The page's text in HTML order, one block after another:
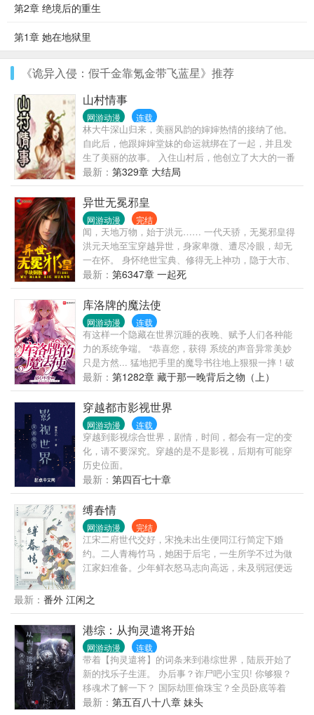
第2章 绝境后的重生
第1章 她在地狱里
《诡异入侵：假千金靠氪金带飞蓝星》推荐
山村情事
网游动漫 连载
林大牛深山归来，美丽风韵的婶婶热情的接纳了他。
自此后，他跟婶婶堂妹的命运就绑在了一起，并且发
生了美丽的故事。 入住山村后，他创立了大大的一番
事业，更因为天赋异禀，惹来了无数女人的青睐……
最新： 第329章 大结局
异世无冕邪皇
网游动漫 完结
闻，天地万物，始于洪元…… 一代天骄，无冕邪皇得
洪元天地至宝穿越异世，身家卑微、遭尽冷眼，却无
一在怀。 身怀绝世宝典、修得无上神功，隐于大市、
弄天下于股掌。 所谓： 任由红尘漫漫、天道渺渺。
我自长空破浪、仗剑踏歌。 顺我者生，逆我者亡是我
的原则。 携众美眷、畅游天下是我的心愿。 吾乃邪
皇、天地无冕！（邪皇超级群：91529283，也可以加
入神霄粉丝群：176410743）
最新： 第6347章 一起死
库洛牌的魔法使
网游动漫 连载
有这样一个隐藏在世界沉睡的夜晚、赋予人们各种能
力的系统争端。 “恭喜您，获得 系统的声音异常美妙
只是方然... 猛地把手里的魔导书往地上狠狠一摔！破
口大骂！ “我去你妹的库洛牌！老子才不是魔法少
女！” “说好的修仙炼体、古武斗气！炼金巫术、魔法
异能呢！？” “神他喵无限流酷炫开局，然后获得魔法
少女之力啊！”
最新： 第1282章 藏于那一晚背后之物（上）
穿越都市影视世界
网游动漫 连载
穿越到影视综合世界，剧情，时间，都会有一定的变
化，请不要深究。穿越的是不是影视，后期有可能穿
历史位面。
最新： 第四百七十章
缚春情
网游动漫 完结
江宋二府世代交好，宋挽未出生便同江行简定下婚
约。二人青梅竹马，她困于后宅，一生所学不过为做
江家妇准备。少年鲜衣怒马志向高远，未及弱冠便远
簪。一句等我，宋挽便入了心，哪怕他战死沙场，她
也执意抱着灵位嫁入城阳侯府。她将少年藏在心尖守
寡六年，却等到江行简带着挚爱回京。少年挚爱言行
古怪，她夏日制冰，制火器扶持侯府扶摇而上。宋挽
看着他拥人入怀，予那少女万千宠爱。也看着他亲手
将掌家之权从她手中夺走，只为博美人一笑。世家从
无和离妇，宋挽抛弃所有离开侯府，却被一个离经叛
道横行无忌的男人缠上。谁知江行简又幡然醒悟。江
行简:宋氏生为我的人，死为我的鬼。沈千聿:你找你的
最新： 番外 江闲之
港综：从拘灵遣将开始
网游动漫 连载
带着【拘灵遣将】的词条来到港综世界，陆辰开始了
新的找乐子生涯。 办后事？诈尸吧小宝贝! 你够狠？
移魂术了解一下？ 国际劫匪偷珠宝？全员卧底等着
你！ …… 陆辰：乐子人其乐无穷！
最新： 第五百八十八章 妹头